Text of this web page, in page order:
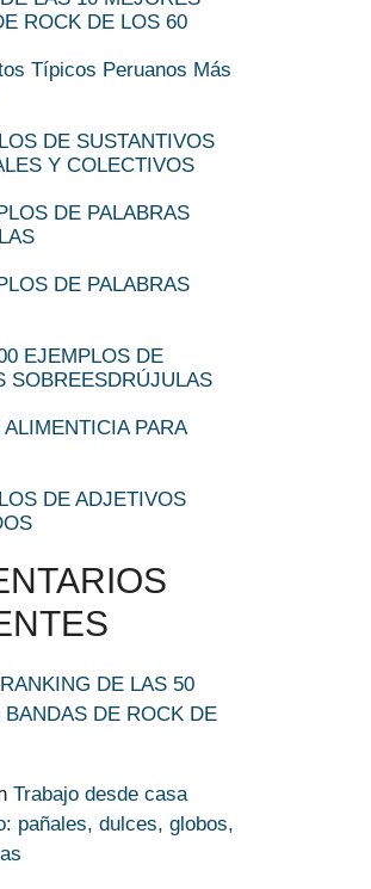
ROCK DE LOS 60
Típicos Peruanos Más
DE SUSTANTIVOS
Y COLECTIVOS
DE PALABRAS
DE PALABRAS
EJEMPLOS DE
SOBREESDRÚJULAS
PARA
DE ADJETIVOS
RANKING DE LAS 50
BANDAS DE ROCK DE
Trabajo desde casa
pañales, dulces, globos,